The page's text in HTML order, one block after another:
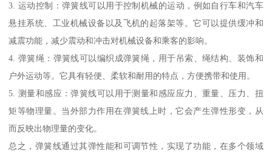
3. 运动控制：弹簧线可以用于控制机械的运动，例如自行车和汽车
悬挂系统、工业机械设备以及飞机的起落架等。它可以提供缓冲和
减震功能，减少震动和冲击对机械设备和乘客的影响。
4. 弹簧绳：弹簧线可以编织成弹簧绳，用于吊索、绳结构、装饰和
户外运动等。它具有轻便、柔软和耐用的特点，方便携带和使用。
5. 测量和感应：弹簧线可以用于测量和感应应力、重量、压力、扭
矩等物理量。当外部力作用在弹簧线上时，它会产生弹性形变，从
而反映出物理量的变化。
总之，弹簧线通过其弹性能和可调节性，实现了功能，在多个领域